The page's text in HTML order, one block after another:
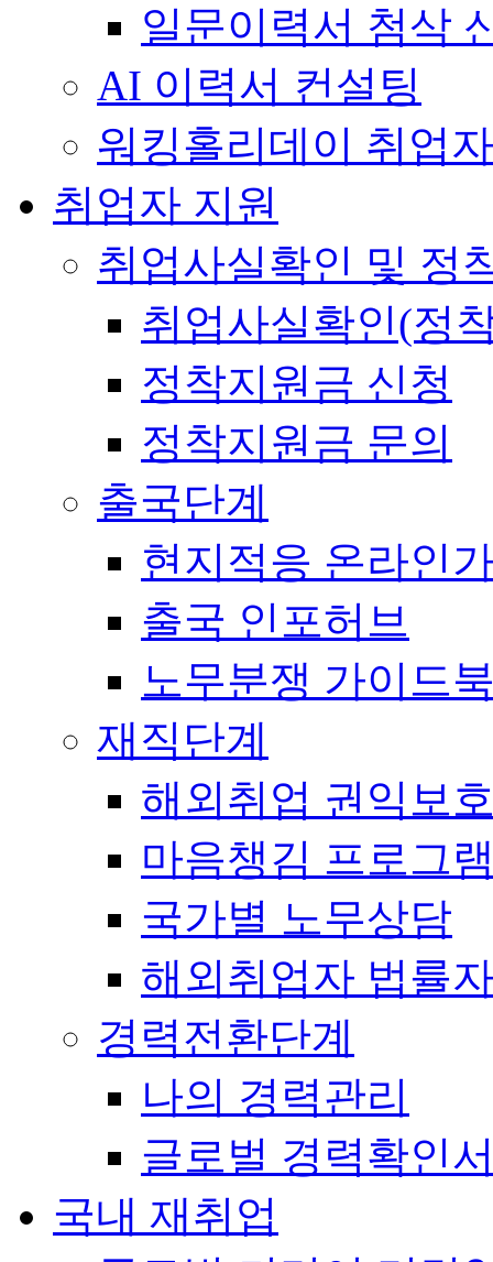
일문이력서 첨삭
AI 이력서 컨설팅
워킹홀리데이 취업
취업자 지원
취업사실확인 및 정
취업사실확인(정
정착지원금 신청
정착지원금 문의
출국단계
현지적응 온라인
출국 인포허브
노무분쟁 가이드
재직단계
해외취업 권익보
마음챙김 프로그
국가별 노무상담
해외취업자 법률
경력전환단계
나의 경력관리
글로벌 경력확인
국내 재취업